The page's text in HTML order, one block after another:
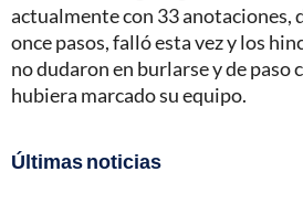
actualmente con 33 anotaciones,
once pasos, falló esta vez y los
no dudaron en burlarse y de paso
hubiera marcado su equipo.
Últimas noticias